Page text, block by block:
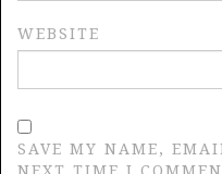
WEBSITE
SAVE MY NAME,
NEXT TIME I